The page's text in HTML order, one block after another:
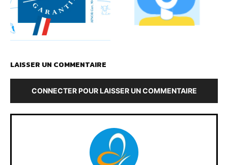
LAISSER UN COMMENTAIRE
CONNECTER POUR LAISSER UN COMMENTAIRE